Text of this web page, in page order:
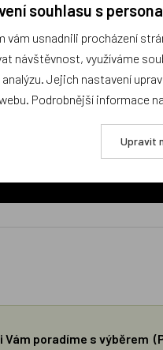
poradíme s výběrem
souhlasu s
vám usnadnili procházení
návštěvnost, využíváme
analýzu. Jejich nastavení
Podrobnější informace
Upravit